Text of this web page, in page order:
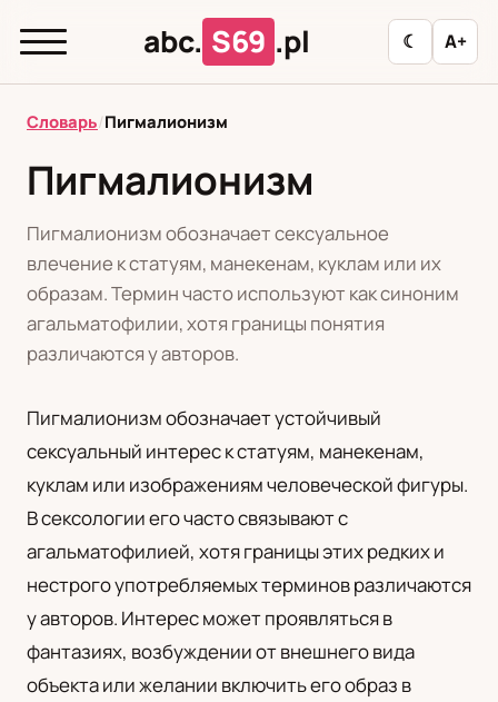
abc. S69 .pl ☾ A+
abc.
Л
М Н О П Р С Т
У
Ф
Ц Ш Э
Polski Русский
Українська
Словарь/Пигмалионизм
Пигмалионизм
Пигмалионизм обозначает сексуальное
влечение к статуям, манекенам, куклам или их
образам. Термин часто используют как синоним
агальматофилии, хотя границы понятия
различаются у авторов.
Пигмалионизм обозначает устойчивый
сексуальный интерес к статуям, манекенам,
куклам или изображениям человеческой фигуры.
В сексологии его часто связывают с
агальматофилией, хотя границы этих редких и
нестрого употребляемых терминов различаются
у авторов. Интерес может проявляться в
фантазиях, возбуждении от внешнего вида
объекта или желании включить его образ в